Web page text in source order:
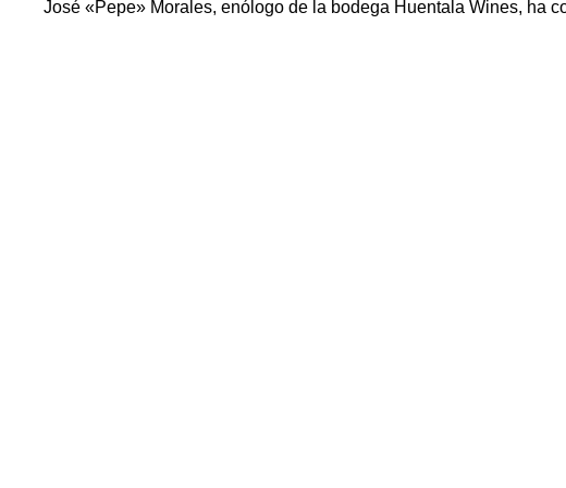
José «Pepe» Morales, enólogo de la bodega Huentala Wines, ha